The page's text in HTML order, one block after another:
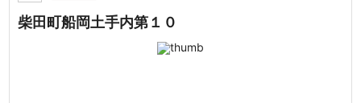
柴田町船岡土手内第１０